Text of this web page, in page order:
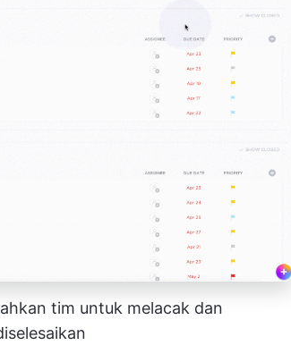
tim untuk melacak dan